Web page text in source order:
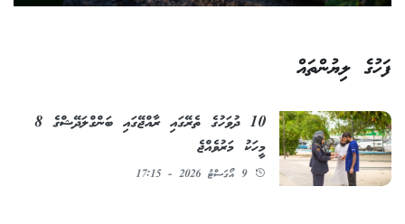
ފަހުގެ ލިޔުންތައް
10 ދުވަހުގެ ތެރޭގައި ރާއްޖޭގައި ބަންގްލަދޭޝްގެ 8
މީހަކު މަރުވެއްޖެ
9 އޯގަސްޓު 2026 - 17:15